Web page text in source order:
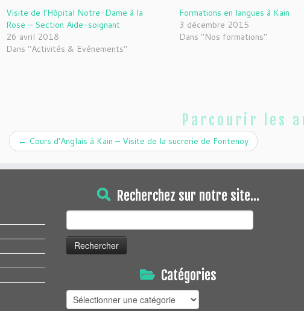
Visite de l’Hôpital Notre-Dame à la
Rose – Section Aide-soignant
26 avril 2018
Dans "Activités & Evénements"
Formations en langues à Kain
3 décembre 2015
Dans "Nos formations"
Parcourir les
← Cours d’Anglais à Kain – Visite de la sucrerie de Fontenoy
Recherchez sur notre site…
Catégories
Catégories